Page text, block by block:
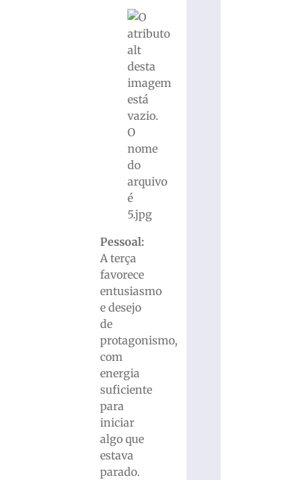
Pessoal:
A terça
favorece
entusiasmo
e desejo
de
protagonismo,
com
energia
suficiente
para
iniciar
algo que
estava
parado.